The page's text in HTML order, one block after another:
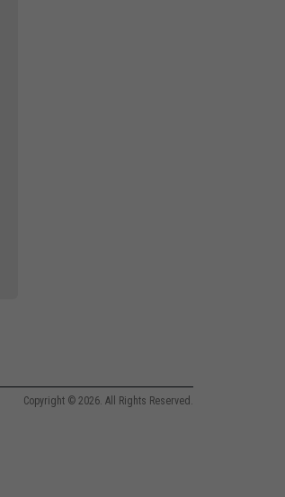
Copyright © 2026. All Rights Reserved.